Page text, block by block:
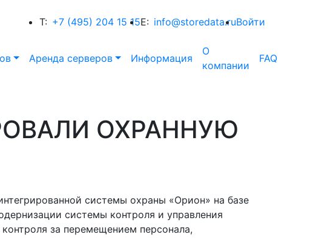
T: +7 (495) 204 15 15E: info@storedata.ruВойти
Аренда серверов Информация
О
компании
FAQ
ОХРАННУЮ
системы охраны «Орион» на базе
системы контроля и управления
за перемещением персонала,